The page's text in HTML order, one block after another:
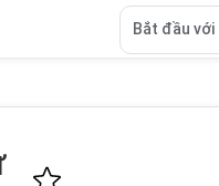
Bắt đầu với